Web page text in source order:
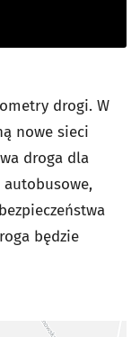
drogi. W
nowe sieci
droga dla
autobusowe,
będzie